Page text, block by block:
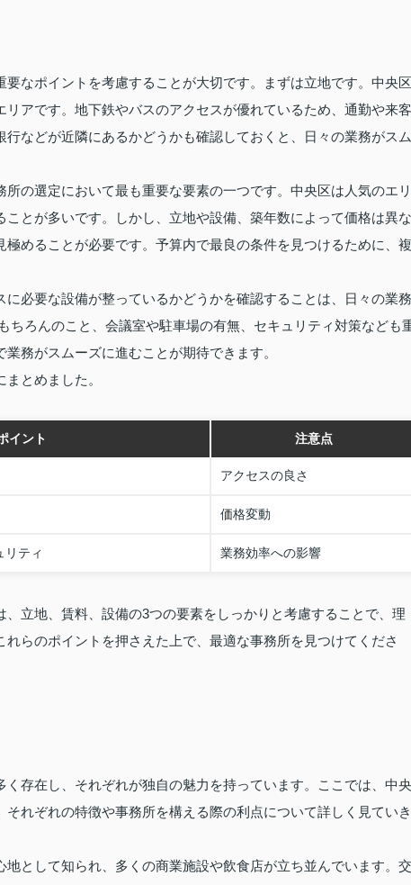
なポイントを考慮することが大切です。まずは立地です。中央区
アです。地下鉄やバスのアクセスが優れているため、通勤や来客
などが近隣にあるかどうかも確認しておくと、日々の業務がスム
の選定において最も重要な要素の一つです。中央区は人気のエリ
とが多いです。しかし、立地や設備、築年数によって価格は異な
めることが必要です。予算内で最良の条件を見つけるために、複
必要な設備が整っているかどうかを確認することは、日々の業務
ちろんのこと、会議室や駐車場の有無、セキュリティ対策なども
務がスムーズに進むことが期待できます。
とめました。
イント 注意点
アクセスの良さ
価格変動
リティ 業務効率への影響
立地、賃料、設備の3つの要素をしっかりと考慮することで、理
らのポイントを押さえた上で、最適な事務所を見つけてくださ
存在し、それぞれが独自の魅力を持っています。ここでは、中央
れぞれの特徴や事務所を構える際の利点について詳しく見ていき
として知られ、多くの商業施設や飲食店が立ち並んでいます。交